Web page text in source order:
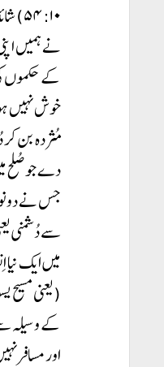
نے ہمیں
کے حکموں
خوش نہیں
مُثردہ بن
دے جو صُلح
جس نے
سے دُشمنی
(یعنی مسیح
کے وسیلہ